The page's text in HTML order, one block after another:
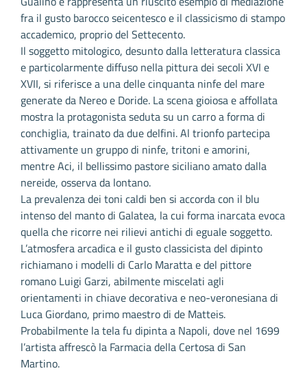
fra il gusto barocco seicentesco e il classicismo di stampo
accademico, proprio del Settecento.
Il soggetto mitologico, desunto dalla letteratura classica
e particolarmente diffuso nella pittura dei secoli XVI e
XVII, si riferisce a una delle cinquanta ninfe del mare
generate da Nereo e Doride. La scena gioiosa e affollata
mostra la protagonista seduta su un carro a forma di
conchiglia, trainato da due delfini. Al trionfo partecipa
attivamente un gruppo di ninfe, tritoni e amorini,
mentre Aci, il bellissimo pastore siciliano amato dalla
nereide, osserva da lontano.
La prevalenza dei toni caldi ben si accorda con il blu
intenso del manto di Galatea, la cui forma inarcata evoca
quella che ricorre nei rilievi antichi di eguale soggetto.
L’atmosfera arcadica e il gusto classicista del dipinto
richiamano i modelli di Carlo Maratta e del pittore
romano Luigi Garzi, abilmente miscelati agli
orientamenti in chiave decorativa e neo-veronesiana di
Luca Giordano, primo maestro di de Matteis.
Probabilmente la tela fu dipinta a Napoli, dove nel 1699
l’artista affrescò la Farmacia della Certosa di San
Martino.